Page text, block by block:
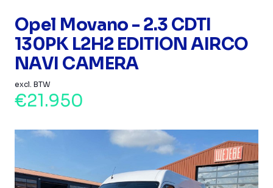
Opel Movano - 2.3 CDTI
130PK L2H2 EDITION AIRCO
NAVI CAMERA
excl. BTW
€21.950